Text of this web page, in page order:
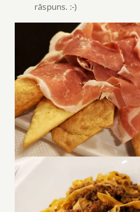
răspuns. :-)